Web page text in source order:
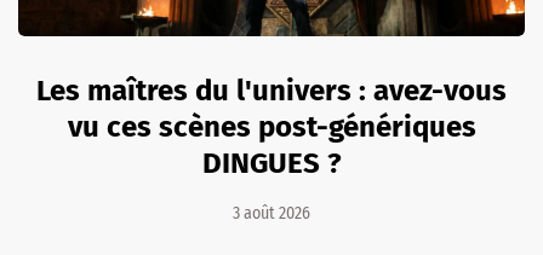
Les maîtres du l'univers : avez-vous
vu ces scènes post-génériques
DINGUES ?
3 août 2026